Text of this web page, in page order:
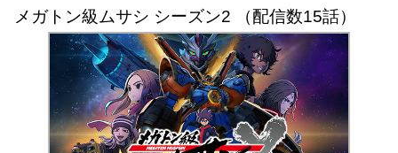
メガトン級ムサシ シーズン2 （配信数15話）